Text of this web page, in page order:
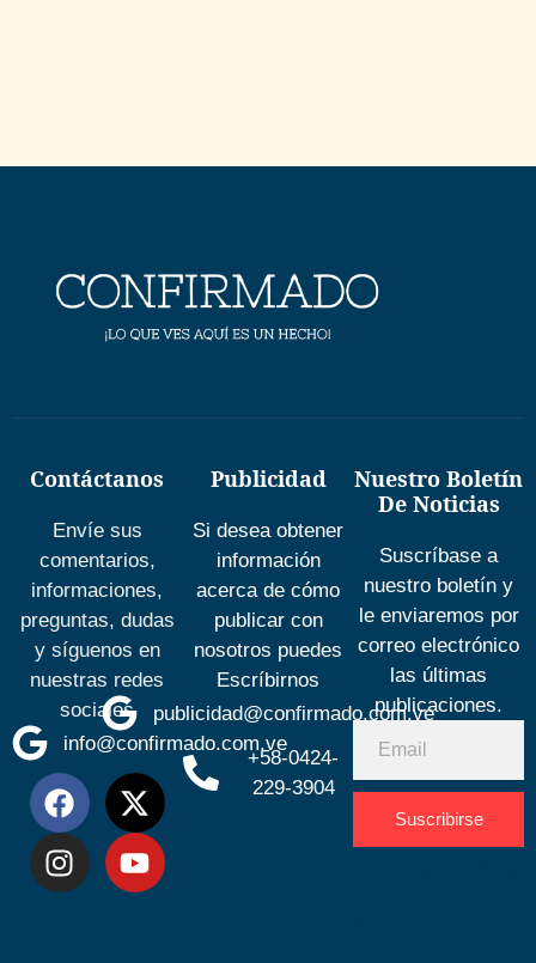
Contáctanos
Envíe sus
comentarios,
informaciones,
preguntas, dudas
y síguenos en
nuestras redes
sociales
info@confirmado.com.ve
Publicidad
Si desea obtener
información
acerca de cómo
publicar con
nosotros puedes
Escríbirnos
publicidad@confirmado.com.ve
+58-0424-
229-3904
Nuestro Boletín
De Noticias
Suscríbase a
nuestro boletín y
le enviaremos por
correo electrónico
las últimas
publicaciones.
Suscribirse